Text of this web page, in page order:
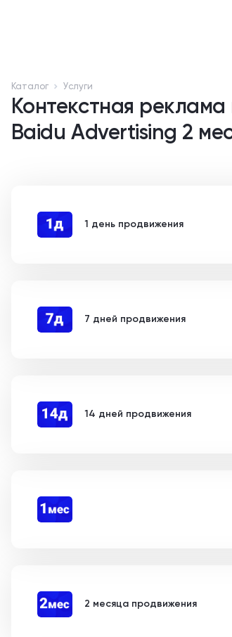
Каталог Услуги
Контекстная
Baidu Advertising 2
1 день продвижения
7 дней продвижения
14 дней продвижения
2 месяца продвижения